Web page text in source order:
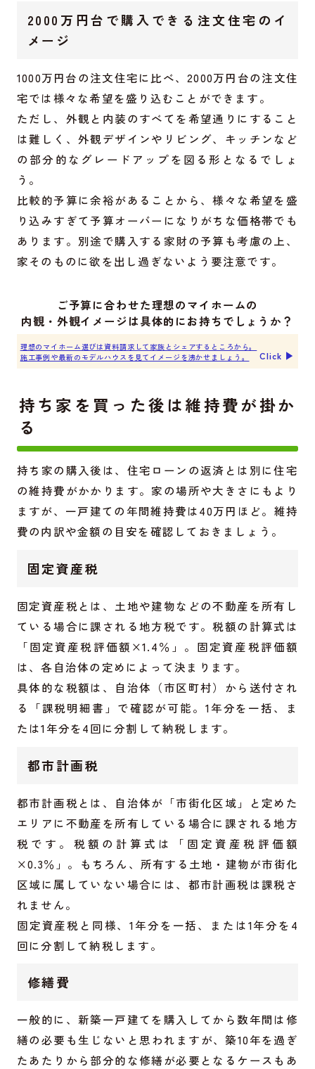
2000万円台で購入できる注文住宅のイ
メージ
1000万円台の注文住宅に比べ、2000万円台の注文住
宅では様々な希望を盛り込むことができます。
ただし、外観と内装のすべてを希望通りにすること
は難しく、外観デザインやリビング、キッチンなど
の部分的なグレードアップを図る形となるでしょ
う。
比較的予算に余裕があることから、様々な希望を盛
り込みすぎて予算オーバーになりがちな価格帯でも
あります。別途で購入する家財の予算も考慮の上、
家そのものに欲を出し過ぎないよう要注意です。
ご予算に合わせた理想のマイホームの
内観・外観イメージは具体的にお持ちでしょうか？
理想のマイホーム選びは資料請求して家族とシェアするところから。
施工事例や最新のモデルハウスを見てイメージを沸かせましょう。
Click ▶︎
持ち家を買った後は維持費が掛か
る
持ち家の購入後は、住宅ローンの返済とは別に住宅
の維持費がかかります。家の場所や大きさにもより
ますが、一戸建ての年間維持費は40万円ほど。維持
費の内訳や金額の目安を確認しておきましょう。
固定資産税
固定資産税とは、土地や建物などの不動産を所有し
ている場合に課される地方税です。税額の計算式は
「固定資産税評価額×1.4％」。固定資産税評価額
は、各自治体の定めによって決まります。
具体的な税額は、自治体（市区町村）から送付され
る「課税明細書」で確認が可能。1年分を一括、ま
たは1年分を4回に分割して納税します。
都市計画税
都市計画税とは、自治体が「市街化区域」と定めた
エリアに不動産を所有している場合に課される地方
税です。税額の計算式は「固定資産税評価額
×0.3％」。もちろん、所有する土地・建物が市街化
区域に属していない場合には、都市計画税は課税さ
れません。
固定資産税と同様、1年分を一括、または1年分を4
回に分割して納税します。
修繕費
一般的に、新築一戸建てを購入してから数年間は修
繕の必要も生じないと思われますが、築10年を過ぎ
たあたりから部分的な修繕が必要となるケースもあ